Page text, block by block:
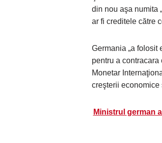
din nou aşa numita
ar fi creditele către
Germania „a folosit
pentru a
Monetar
creşterii economice
Ministrul german